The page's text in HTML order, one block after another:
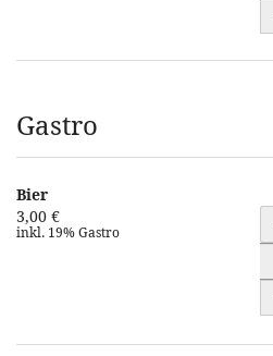
Gastro
Bier
3,00 €
inkl. 19% Gastro